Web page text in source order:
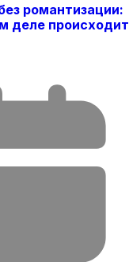
романтизации:
деле происходит